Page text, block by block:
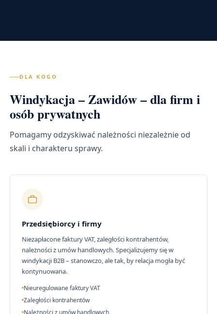
DLA KOGO
Windykacja – Zawidów – dla firm i
osób prywatnych
Pomagamy odzyskiwać należności niezależnie od
skali i charakteru sprawy.
Przedsiębiorcy i firmy
Niezapłacone faktury VAT, zaległości kontrahentów,
należności z umów handlowych. Specjalizujemy się w
windykacji B2B – stanowczo, ale tak, by relacja mogła być
kontynuowana.
Nieuregulowane faktury VAT
Zaległości kontrahentów